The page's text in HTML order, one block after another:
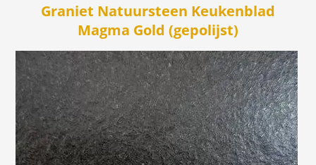
Graniet Natuursteen Keukenblad
Magma Gold (gepolijst)